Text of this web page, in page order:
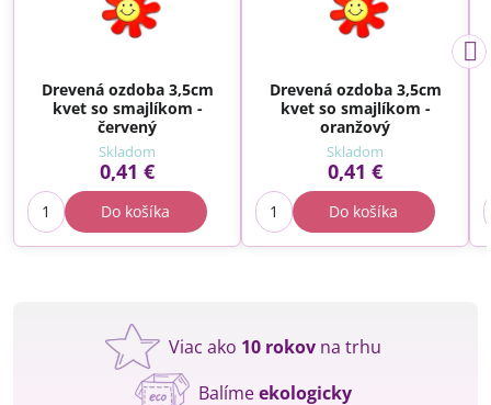
Drevená ozdoba 3,5cm
kvet so smajlíkom -
červený
Skladom
0,41 €
Do košíka
Drevená ozdoba 3,5cm
kvet so smajlíkom -
oranžový
Skladom
0,41 €
Do košíka
Viac ako 10 rokov na trhu
Balímeekologicky